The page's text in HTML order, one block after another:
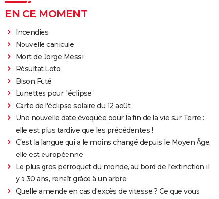
EN CE MOMENT
Incendies
Nouvelle canicule
Mort de Jorge Messi
Résultat Loto
Bison Futé
Lunettes pour l'éclipse
Carte de l'éclipse solaire du 12 août
Une nouvelle date évoquée pour la fin de la vie sur Terre :
elle est plus tardive que les précédentes !
C'est la langue qui a le moins changé depuis le Moyen Âge,
elle est européenne
Le plus gros perroquet du monde, au bord de l'extinction il
y a 30 ans, renaît grâce à un arbre
Quelle amende en cas d'excès de vitesse ? Ce que vous